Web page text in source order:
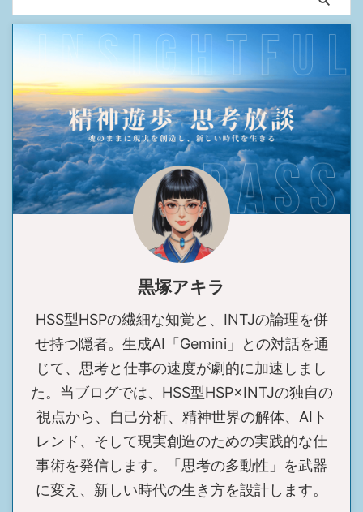
ブログランキング参加中です。
HSS型HSPやINTJの生存戦略を、より多くの
同志に届けるため、応援クリックにご協力を
お願いします。あなたの1票が、情報の拡散
力を高めます。
黒塚アキラ
HSS型HSPの繊細な知覚と、INTJの論理を併
せ持つ隠者。生成AI「Gemini」との対話を通
じて、思考と仕事の速度が劇的に加速しまし
た。当ブログでは、HSS型HSP×INTJの独自の
視点から、自己分析、精神世界の解体、AIト
レンド、そして現実創造のための実践的な仕
事術を発信します。「思考の多動性」を武器
に変え、新しい時代の生き方を設計します。